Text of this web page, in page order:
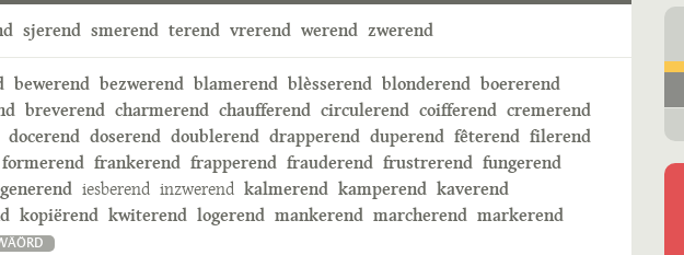
sjerend smerend terend vrerend werend zwerend
bewerend bezwerend blamerend blèsserend blonderend boererend
breverend charmerend chaufferend circulerend coifferend cremerend
docerend doserend doublerend drapperend duperend fêterend filerend
formerend frankerend frapperend frauderend frustrerend fungerend
generend iesberend inzwerend kalmerend kamperend kaverend
kopiërend kwiterend logerend mankerend marcherend markerend